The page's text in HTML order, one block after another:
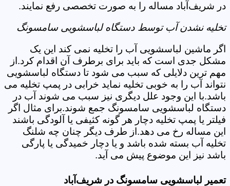
در شریف‌آباد مساله را به صورت تخصصی رفع نمایند.
تخلیه نشدن آب توسط دستگاه لباسشویی سامسونگ
اگر ماشین لباسشویی آب را تخلیه نمی کند این یک
مشکل جدی است که باید برای برطرف آن اقدام کرد.از
مهم ترین دلایلی که سبب می شود تا دستگاه لباسشویی
نتواند آب را به خوبی تخلیه نماید خرابی در پمپ تخلیه می
باشد.با این وجود علل دیگری نیز سبب می شوند آب در
دستگاه لباسشویی سامسونگ جمع شوند.برای مثال اگر
فیلتر یا پمپ تخلیه دچار هر گونه کثیفی یا آلودگی باشند
این مساله رخ می دهد.از طرف دیگر چنان چه شلنگ
تخلیه آب بسته شده باشد و یا دچار خمیدگی یا پارگی
باشد نیز این موضوع پیش می آید.
تعمیر لباسشویی سامسونگ در شریف‌آباد